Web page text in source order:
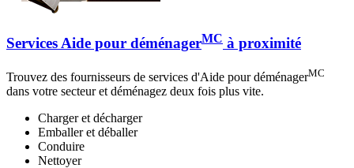
Services Aide pour déménagerMC à proximité
Trouvez des fournisseurs de services d'Aide pour déménagerMC
dans votre secteur et déménagez deux fois plus vite.
Charger et décharger
Emballer et déballer
Conduire
Nettoyer